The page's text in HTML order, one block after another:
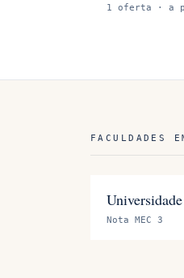
1 oferta · a
FACULDADES
Nota MEC 3